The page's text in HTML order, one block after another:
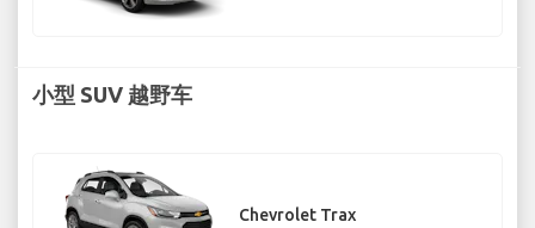
小型 SUV 越野车
Chevrolet Trax